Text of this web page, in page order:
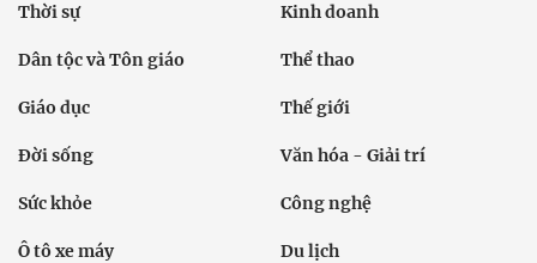
Thời sự Kinh doanh
Dân tộc và Tôn giáo Thể thao
Giáo dục Thế giới
Đời sống Văn hóa - Giải trí
Sức khỏe Công nghệ
Ô tô xe máy Du lịch